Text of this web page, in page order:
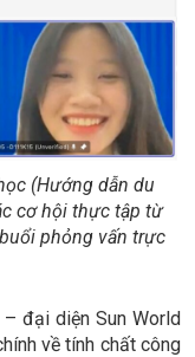
(Hướng dẫn du
cơ hội thực tập từ
phỏng vấn trực
đại diện Sun World
về tính chất công